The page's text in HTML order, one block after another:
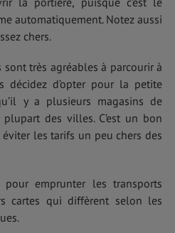
automatiquement. Notez aussi
chers.
très agréables à parcourir à
décidez d’opter pour la petite
y a plusieurs magasins de
des villes. C’est un bon
les tarifs un peu chers des
emprunter les transports
cartes qui diffèrent selon les